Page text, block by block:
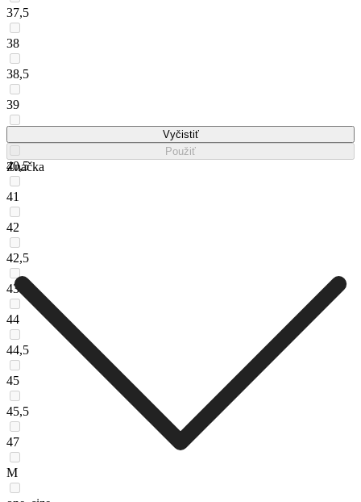
37,5
38
38,5
39
40,5
41
42
42,5
43
44
44,5
45
45,5
47
M
Vyčistiť
Použiť
Značka